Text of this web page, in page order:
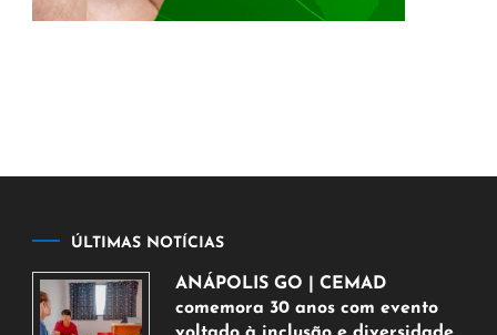
ÚLTIMAS NOTÍCIAS
ANÁPOLIS GO | CEMAD
comemora 30 anos com evento